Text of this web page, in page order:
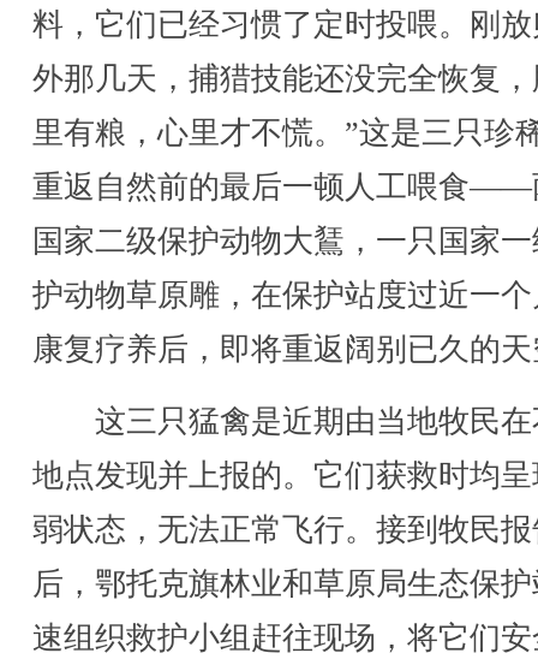
料，它们已经习惯了定时投喂。刚
外那几天，捕猎技能还没完全恢复
里有粮，心里才不慌。”这是三只珍
重返自然前的最后一顿人工喂食——
国家二级保护动物大鵟，一只国家
护动物草原雕，在保护站度过近一
康复疗养后，即将重返阔别已久的
这三只猛禽是近期由当地牧民在
地点发现并上报的。它们获救时均
弱状态，无法正常飞行。接到牧民
后，鄂托克旗林业和草原局生态保
速组织救护小组赶往现场，将它们